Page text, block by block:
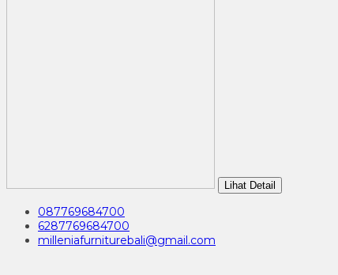
Lihat Detail
087769684700
6287769684700
milleniafurniturebali@gmail.com